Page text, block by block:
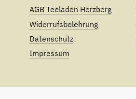
AGB Teeladen Herzberg
Widerrufsbelehrung
Datenschutz
Impressum